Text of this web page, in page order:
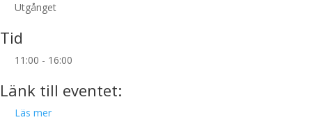
Utgånget
Tid
11:00 - 16:00
Länk till eventet:
Läs mer